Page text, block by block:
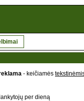
- keičiamės
per dieną